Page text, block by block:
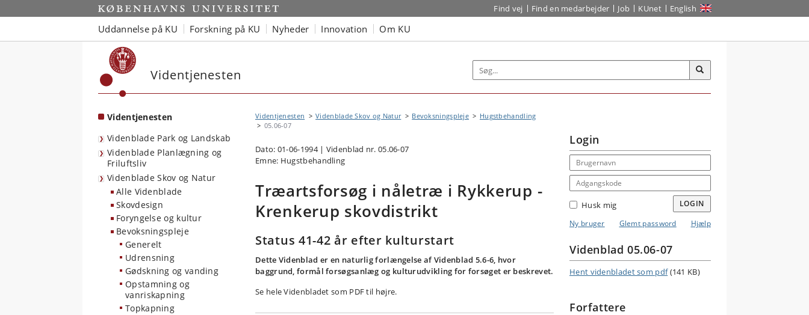
Start Find vej Find en medarbejder Job KUnet English
Uddannelse på KU Forskning på KU Nyheder Innovation Om KU
Videntjenesten
Videntjenesten
Videnblade Park og Landskab
Videnblade Planlægning og
Friluftsliv
Videnblade Skov og Natur
Alle Videnblade
Skovdesign
Foryngelse og kultur
Bevoksningspleje
Generelt
Udrensning
Gødskning og vanding
Opstamning og
vanriskapning
Topkapning
Videntjenesten Videnblade Skov og Natur Bevoksningspleje
Hugstbehandling
05.06-07
Dato: 01-06-1994 | Videnblad nr. 05.06-07
Emne: Hugstbehandling
Træartsforsøg i nåletræ i Rykkerup -
Krenkerup skovdistrikt
Status 41-42 år efter kulturstart
Dette Videnblad er en naturlig forlængelse af Videnblad 5.6-6, hvor
baggrund, formål forsøgsanlæg og kulturudvikling for forsøget er beskrevet.
Se hele Videnbladet som PDF til højre.
Login
Email address
Adgangskode
Husk mig
LOGIN
Ny bruger
Glemt password Hjælp
Videnblad 05.06-07
Hent videnbladet som pdf (141 KB)
Forfattere